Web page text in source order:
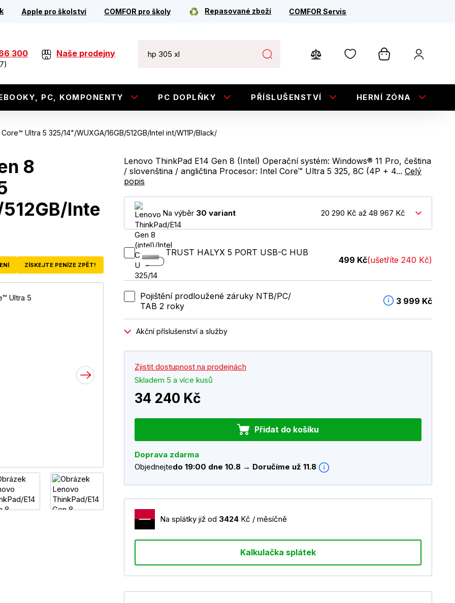
Apple pro školství COMFOR pro školy Repasované zboží COMFOR Servis
300 Naše prodejny
PC, KOMPONENTY PC DOPLŇKY PŘÍSLUŠENSTVÍ HERNÍ ZÓNA
Ultra 5 325/14"/WUXGA/16GB/512GB/Intel int/W11P/Black/
8
Inte
ZÍSKEJTE PENÍZE ZPĚT!
Lenovo ThinkPad E14 Gen 8 (Intel) Operační systém: Windows® 11 Pro, čeština
/ slovenština / angličtina Procesor: Intel Core™ Ultra 5 325, 8C (4P + 4... Celý
popis
Na výběr 30 variant 20 290 Kč až 48 967 Kč
TRUST HALYX 5 PORT USB-C HUB
499 Kč(ušetříte 240 Kč)
Pojištění prodloužené záruky NTB/PC/
TAB 2 roky
3 999 Kč
Akční příslušenství a služby
Zjistit dostupnost na prodejnách
Skladem 5 a více kusů
34 240 Kč
Přidat do košíku
Doprava zdarma
Objednejtedo 19:00 dne 10.8 → Doručíme už 11.8
Na splátky již od 3424 Kč / měsíčně
Kalkulačka splátek